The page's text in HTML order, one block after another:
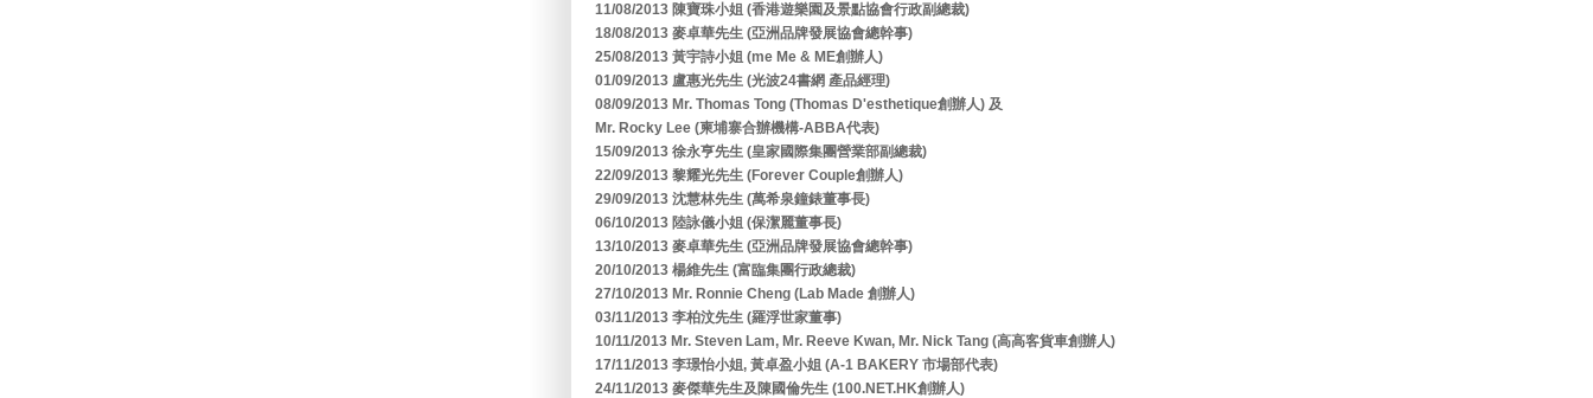
11/08/2013 陳寶珠小姐 (香港遊樂園及景點協會行政副總裁)
18/08/2013 麥卓華先生 (亞洲品牌發展協會總幹事)
25/08/2013 黃宇詩小姐 (me Me & ME創辦人)
01/09/2013 盧惠光先生 (光波24書網 產品經理)
08/09/2013 Mr. Thomas Tong (Thomas D'esthetique創辦人) 及
Mr. Rocky Lee (柬埔寨合辦機構-ABBA代表)
15/09/2013 徐永亨先生 (皇家國際集團營業部副總裁)
22/09/2013 黎耀光先生 (Forever Couple創辦人)
29/09/2013 沈慧林先生 (萬希泉鐘錶董事長)
06/10/2013 陸詠儀小姐 (保潔麗董事長)
13/10/2013 麥卓華先生 (亞洲品牌發展協會總幹事)
20/10/2013 楊維先生 (富臨集團行政總裁)
27/10/2013 Mr. Ronnie Cheng (Lab Made 創辦人)
03/11/2013 李柏汶先生 (羅浮世家董事)
10/11/2013 Mr. Steven Lam, Mr. Reeve Kwan, Mr. Nick Tang (高高客貨車創辦人)
17/11/2013 李璟怡小姐, 黃卓盈小姐 (A-1 BAKERY 市場部代表)
24/11/2013 麥傑華先生及陳國倫先生 (100.NET.HK創辦人)